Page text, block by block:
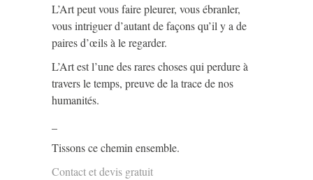
L’Art peut vous faire pleurer, vous ébranler,
vous intriguer d’autant de façons qu’il y a de
paires d’œils à le regarder.
L’Art est l’une des rares choses qui perdure à
travers le temps, preuve de la trace de nos
humanités.
Tissons ce chemin ensemble.
Contact et devis gratuit